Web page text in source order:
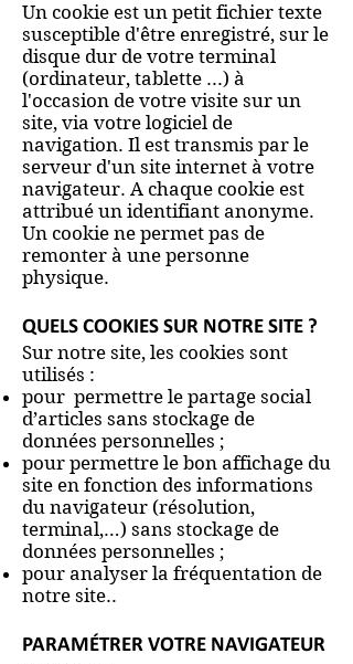
Un cookie est un petit fichier texte
susceptible d'être enregistré, sur le
disque dur de votre terminal
(ordinateur, tablette ...) à
l'occasion de votre visite sur un
site, via votre logiciel de
navigation. Il est transmis par le
serveur d'un site internet à votre
navigateur. A chaque cookie est
attribué un identifiant anonyme.
Un cookie ne permet pas de
remonter à une personne
physique.
QUELS COOKIES SUR NOTRE SITE ?
Sur notre site, les cookies sont
utilisés :
pour permettre le partage social
d’articles sans stockage de
données personnelles ;
pour permettre le bon affichage du
site en fonction des informations
du navigateur (résolution,
terminal,…) sans stockage de
données personnelles ;
pour analyser la fréquentation de
notre site..
PARAMÉTRER VOTRE NAVIGATEUR